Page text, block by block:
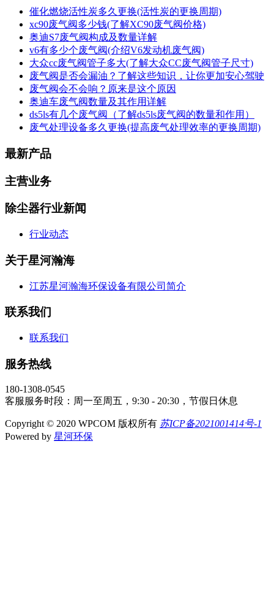
催化燃烧活性炭多久更换(活性炭的更换周期)
xc90废气阀多少钱(了解XC90废气阀价格)
奥迪S7废气阀构成及数量详解
v6有多少个废气阀(介绍V6发动机废气阀)
大众cc废气阀管子多大(了解大众CC废气阀管子尺寸)
废气阀是否会漏油？了解这些知识，让你更加安心驾驶
废气阀会不会响？原来是这个原因
奥迪车废气阀数量及其作用详解
ds5ls有几个废气阀（了解ds5ls废气阀的数量和作用）
废气处理设备多久更换(提高废气处理效率的更换周期)
最新产品
主营业务
除尘器行业新闻
行业动态
关于星河瀚海
江苏星河瀚海环保设备有限公司简介
联系我们
联系我们
服务热线
180-1308-0545
客服服务时段：周一至周五，9:30 - 20:30，节假日休息
Copyright © 2020 WPCOM 版权所有 苏ICP备2021001414号-1
Powered by 星河环保